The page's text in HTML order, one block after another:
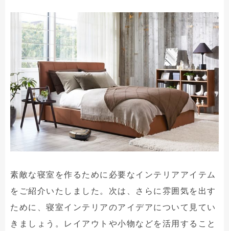
素敵な寝室を作るために必要なインテリアアイテム
をご紹介いたしました。次は、さらに雰囲気を出す
ために、寝室インテリアのアイデアについて見てい
きましょう。レイアウトや小物などを活用すること